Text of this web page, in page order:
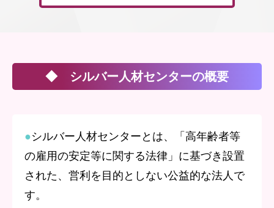
◆ シルバー人材センターの概要
●シルバー人材センターとは、
「高年齢者等
の雇用の安定等に関する法律」に基づき設置
された、営利を目的としない公益的な法人 で
す。